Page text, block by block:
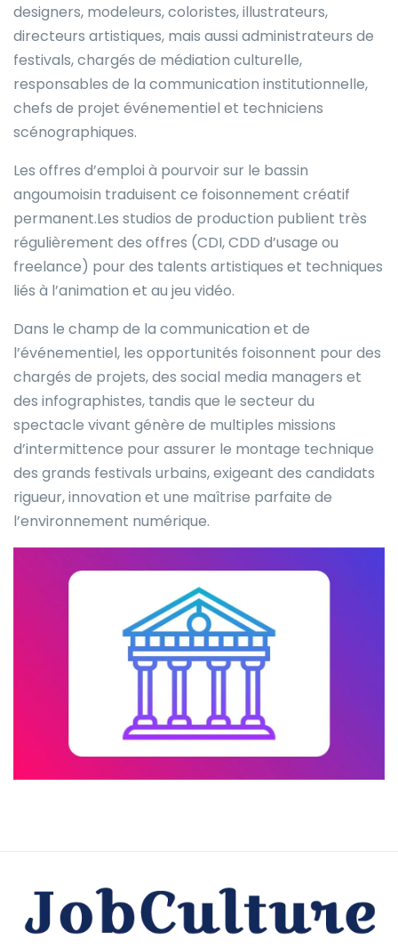
designers, modeleurs, coloristes, illustrateurs,
directeurs artistiques, mais aussi administrateurs de
festivals, chargés de médiation culturelle,
responsables de la communication institutionnelle,
chefs de projet événementiel et techniciens
scénographiques.
Les offres d’emploi à pourvoir sur le bassin
angoumoisin traduisent ce foisonnement créatif
permanent.Les studios de production publient très
régulièrement des offres (CDI, CDD d’usage ou
freelance) pour des talents artistiques et techniques
liés à l’animation et au jeu vidéo.
Dans le champ de la communication et de
l’événementiel, les opportunités foisonnent pour des
chargés de projets, des social media managers et
des infographistes, tandis que le secteur du
spectacle vivant génère de multiples missions
d’intermittence pour assurer le montage technique
des grands festivals urbains, exigeant des candidats
rigueur, innovation et une maîtrise parfaite de
l’environnement numérique.